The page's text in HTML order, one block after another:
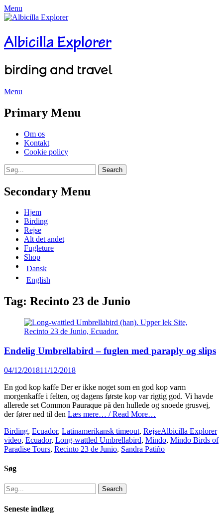
Menu
Albicilla Explorer
birding and travel
Menu
Primary Menu
Skip
content
Om os
Kontakt
Cookie policy
Search
Search
for:
Secondary Menu
Skip
content
Hjem
Birding
Rejse
Alt det andet
Fugleture
Shop
Dansk
English
Tag: Recinto 23 de Junio
Endelig Umbrellabird – fuglen med paraply og slips
Posted
04/12/201811/12/2018
En god kop kaffe Der er ikke noget som en god kop varm
morgenkaffe i felten, og dagens første kop var rigtig god. Vi havde
allerede set Common Pauraque på den hullede og snoede grusvej,
der fører ned til den Læs mere… / Read More…
Categories
Birding, Ecuador, Latinamerikansk timeout, RejseTags
Albicilla Explorer
video, Ecuador, Long-wattled Umbrellabird, Mindo, Mindo Birds of
Paradise Tours, Recinto 23 de Junio, Sandra Patiño
Søg
Search
for:
Seneste indlæg